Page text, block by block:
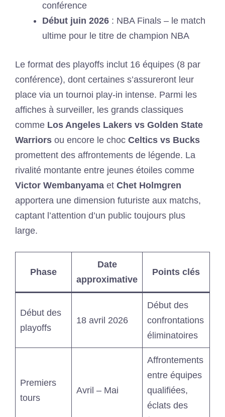
conférence
Début juin 2026 : NBA Finals – le match
ultime pour le titre de champion NBA
Le format des playoffs inclut 16 équipes (8 par
conférence), dont certaines s’assureront leur
place via un tournoi play-in intense. Parmi les
affiches à surveiller, les grands classiques
comme Los Angeles Lakers vs Golden State
Warriors ou encore le choc Celtics vs Bucks
promettent des affrontements de légende. La
rivalité montante entre jeunes étoiles comme
Victor Wembanyama et Chet Holmgren
apportera une dimension futuriste aux matchs,
captant l’attention d’un public toujours plus
large.
Phase
Date
approximative
Points clés
Début des
playoffs
18 avril 2026
Début des
confrontations
éliminatoires
Premiers
tours
Avril – Mai
Affrontements
entre équipes
qualifiées,
éclats des